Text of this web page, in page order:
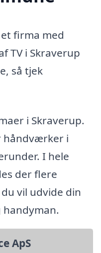
firma med
TV i Skraverup
så tjek
i Skraverup.
håndværker i
I hele
der flere
vil udvide din
ApS